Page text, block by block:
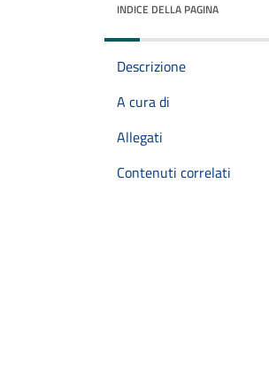
INDICE DELLA PAGINA
Descrizione
A cura di
Allegati
Contenuti correlati